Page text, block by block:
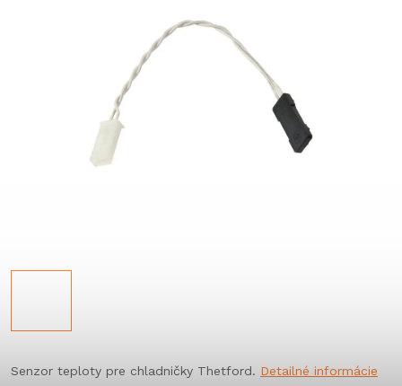
Senzor teploty pre chladničky Thetford. Detailné informácie